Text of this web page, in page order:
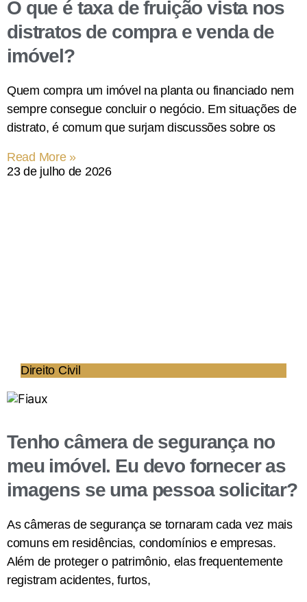
O que é taxa de fruição vista nos
distratos de compra e venda de
imóvel?
Quem compra um imóvel na planta ou financiado nem
sempre consegue concluir o negócio. Em situações de
distrato, é comum que surjam discussões sobre os
Read More »
23 de julho de 2026
Direito Civil
Tenho câmera de segurança no
meu imóvel. Eu devo fornecer as
imagens se uma pessoa solicitar?
As câmeras de segurança se tornaram cada vez mais
comuns em residências, condomínios e empresas.
Além de proteger o patrimônio, elas frequentemente
registram acidentes, furtos,